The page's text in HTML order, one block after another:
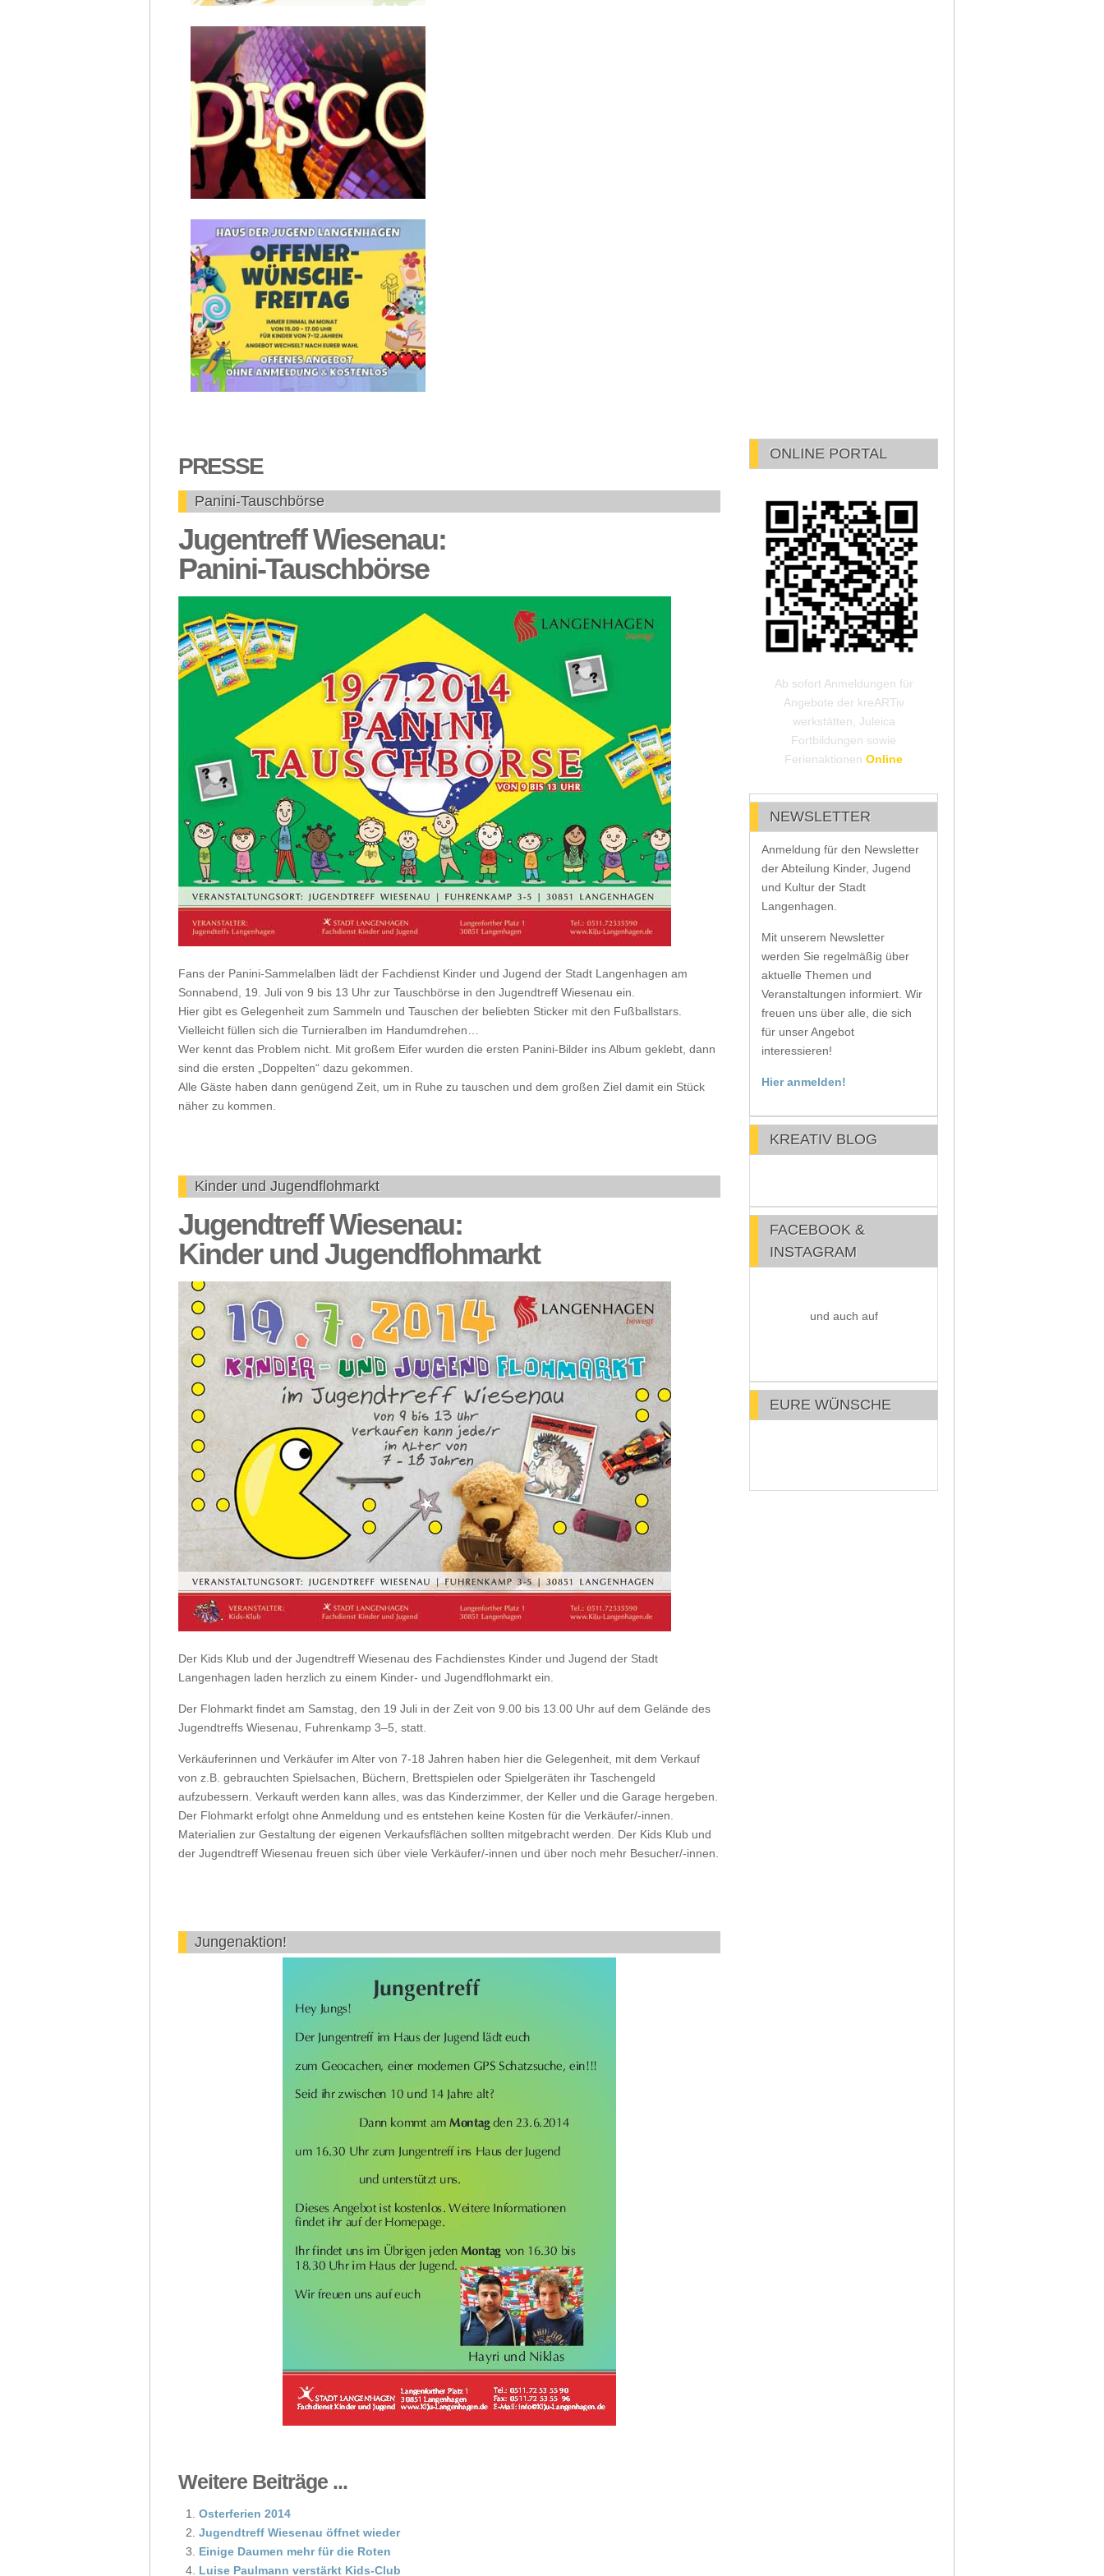
PRESSE
Panini-Tauschbörse
Jugentreff Wiesenau:
Panini-Tauschbörse
Fans der Panini-Sammelalben lädt der Fachdienst Kinder und Jugend der Stadt Langenhagen am
Sonnabend, 19. Juli von 9 bis 13 Uhr zur Tauschbörse in den Jugendtreff Wiesenau ein.
Hier gibt es Gelegenheit zum Sammeln und Tauschen der beliebten Sticker mit den Fußballstars.
Vielleicht füllen sich die Turnieralben im Handumdrehen…
Wer kennt das Problem nicht. Mit großem Eifer wurden die ersten Panini-Bilder ins Album geklebt, dann
sind die ersten „Doppelten“ dazu gekommen.
Alle Gäste haben dann genügend Zeit, um in Ruhe zu tauschen und dem großen Ziel damit ein Stück
näher zu kommen.
Kinder und Jugendflohmarkt
Jugendtreff Wiesenau:
Kinder und Jugendflohmarkt
Der Kids Klub und der Jugendtreff Wiesenau des Fachdienstes Kinder und Jugend der Stadt
Langenhagen laden herzlich zu einem Kinder- und Jugendflohmarkt ein.
Der Flohmarkt findet am Samstag, den 19 Juli in der Zeit von 9.00 bis 13.00 Uhr auf dem Gelände des
Jugendtreffs Wiesenau, Fuhrenkamp 3–5, statt.
Verkäuferinnen und Verkäufer im Alter von 7-18 Jahren haben hier die Gelegenheit, mit dem Verkauf
von z.B. gebrauchten Spielsachen, Büchern, Brettspielen oder Spielgeräten ihr Taschengeld
aufzubessern. Verkauft werden kann alles, was das Kinderzimmer, der Keller und die Garage hergeben.
Der Flohmarkt erfolgt ohne Anmeldung und es entstehen keine Kosten für die Verkäufer/-innen.
Materialien zur Gestaltung der eigenen Verkaufsflächen sollten mitgebracht werden. Der Kids Klub und
der Jugendtreff Wiesenau freuen sich über viele Verkäufer/-innen und über noch mehr Besucher/-innen.
Jungenaktion!
Weitere Beiträge ...
Osterferien 2014
Jugendtreff Wiesenau öffnet wieder
Einige Daumen mehr für die Roten
Luise Paulmann verstärkt Kids-Club
ONLINE PORTAL
Ab sofort Anmeldungen für
Angebote der kreARTiv
werkstätten, Juleica
Fortbildungen sowie
Ferienaktionen Online
NEWSLETTER
Anmeldung für den Newsletter
der Abteilung Kinder, Jugend
und Kultur der Stadt
Langenhagen.
Mit unserem Newsletter
werden Sie regelmäßig über
aktuelle Themen und
Veranstaltungen informiert. Wir
freuen uns über alle, die sich
für unser Angebot
interessieren!
Hier anmelden!
KREATIV BLOG
FACEBOOK &
INSTAGRAM
und auch auf
EURE WÜNSCHE